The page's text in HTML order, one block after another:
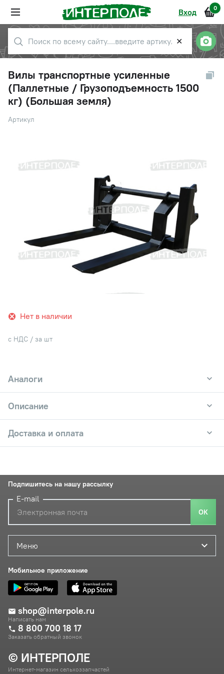
Вход 0
✕
Вилы транспортные усиленные
(Паллетные / Грузоподъемность 1500
кг) (Большая земля)
Артикул
Нет в наличии
с НДС / за шт
Аналоги
Описание
Доставка и оплата
© ИНТЕРПОЛЕ
Интернет-магазин сельхоззапчастей
Меню
Мобильное приложение
shop@interpole.ru
Написать нам
8 800 700 18 17
Заказать обратный звонок
Подпишитесь на нашу рассылку
E-mail
ОК